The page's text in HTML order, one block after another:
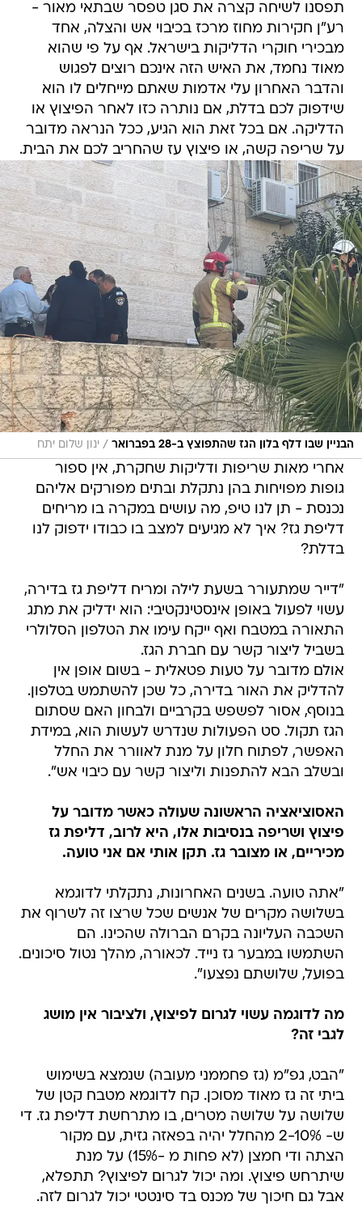
תפסנו לשיחה קצרה את סגן טפסר שבתאי מאור -
רע"ן חקירות מחוז מרכז בכיבוי אש והצלה, אחד
מבכירי חוקרי הדליקות בישראל. אף על פי שהוא
מאוד נחמד, את האיש הזה אינכם רוצים לפגוש
והדבר האחרון עלי אדמות שאתם מייחלים לו הוא
שידפוק לכם בדלת, אם נותרה כזו לאחר הפיצוץ או
הדליקה. אם בכל זאת הוא הגיע, ככל הנראה מדובר
על שריפה קשה, או פיצוץ עז שהחריב לכם את הבית.
הבניין שבו דלף בלון הגז שהתפוצץ ב-28 בפברואר / ינון שלום יתח
אחרי מאות שריפות ודליקות שחקרת, אין ספור
גופות מפויחות בהן נתקלת ובתים מפורקים אליהם
נכנסת - תן לנו טיפ, מה עושים במקרה בו מריחים
דליפת גז? איך לא מגיעים למצב בו כבודו ידפוק לנו
בדלת?
"דייר שמתעורר בשעת לילה ומריח דליפת גז בדירה,
עשוי לפעול באופן אינסטינקטיבי: הוא ידליק את מתג
התאורה במטבח ואף ייקח עימו את הטלפון הסלולרי
בשביל ליצור קשר עם חברת הגז.
אולם מדובר על טעות פטאלית - בשום אופן אין
להדליק את האור בדירה, כל שכן להשתמש בטלפון.
בנוסף, אסור לפשפש בקרביים ולבחון האם שסתום
הגז תקול. סט הפעולות שנדרש לעשות הוא, במידת
האפשר, לפתוח חלון על מנת לאוורר את החלל
ובשלב הבא להתפנות וליצור קשר עם כיבוי אש".
האסוציאציה הראשונה שעולה כאשר מדובר על
פיצוץ ושריפה בנסיבות אלו, היא לרוב, דליפת גז
מכיריים, או מצובר גז. תקן אותי אם אני טועה.
"אתה טועה. בשנים האחרונות, נתקלתי לדוגמא
בשלושה מקרים של אנשים שכל שרצו זה לשרוף את
השכבה העליונה בקרם הברולה שהכינו. הם
השתמשו במבער גז נייד. לכאורה, מהלך נטול סיכונים.
בפועל, שלושתם נפצעו".
מה לדוגמה עשוי לגרום לפיצוץ, ולציבור אין מושג
לגבי זה?
"הבט, גפ"מ (גז פחממני מעובה) שנמצא בשימוש
ביתי זה גז מאוד מסוכן. קח לדוגמא מטבח קטן של
שלושה על שלושה מטרים, בו מתרחשת דליפת גז. די
ש- 2-10% מהחלל יהיה בפאזה גזית, עם מקור
הצתה ודי חמצן (לא פחות מ -15%) על מנת
שיתרחש פיצוץ. ומה יכול לגרום לפיצוץ? תתפלא,
אבל גם חיכוך של מכנס בד סינטטי יכול לגרום לזה.